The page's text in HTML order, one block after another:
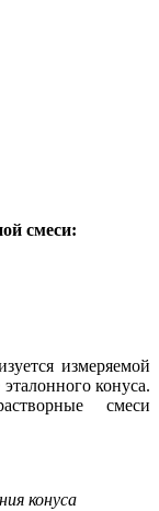
смеси:
измеряемой
конуса.
смеси
конуса